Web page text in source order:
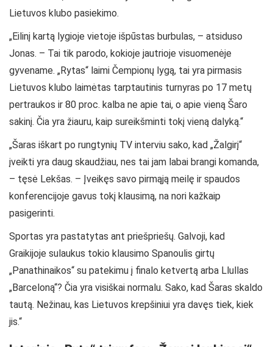
Lietuvos klubo pasiekimo.
„Eilinį kartą lygioje vietoje išpūstas burbulas, – atsiduso
Jonas. – Tai tik parodo, kokioje jautrioje visuomenėje
gyvename. „Rytas“ laimi Čempionų lygą, tai yra pirmasis
Lietuvos klubo laimėtas tarptautinis turnyras po 17 metų
pertraukos ir 80 proc. kalba ne apie tai, o apie vieną Šaro
sakinį. Čia yra žiauru, kaip sureikšminti tokį vieną dalyką.“
„Šaras iškart po rungtynių TV interviu sako, kad „Žalgirį“
įveikti yra daug skaudžiau, nes tai jam labai brangi komanda,
– tęsė Lekšas. – Įveikęs savo pirmąją meilę ir spaudos
konferencijoje gavus tokį klausimą, na nori kažkaip
pasigerinti.
Sportas yra pastatytas ant priešpriešų. Galvoji, kad
Graikijoje sulaukus tokio klausimo Spanoulis girtų
„Panathinaikos“ su patekimu į finalo ketvertą arba Llullas
„Barceloną“? Čia yra visiškai normalu. Sako, kad Šaras skaldo
tautą. Nežinau, kas Lietuvos krepšiniui yra davęs tiek, kiek
jis.“